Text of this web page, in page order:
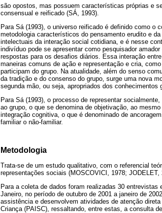
são opostos, mas possuem características próprias e
consensual e reificado (SÁ, 1993).
Para Sá (1993), o universo reificado é definido como o
metodologia característicos do pensamento erudito e
intelectuais da interação social cotidiana, e é nesse
indivíduo pode se apresentar como pesquisador
respostas para os desafios diários. Essa interação
maneiras comuns de ação e representação e cria,
participam do grupo. Na atualidade, além do senso
da tradição e do consenso do grupo, surge uma nova
segunda mão, ou seja, apropriados dos
Para Sá (1993), o processo de representar
ao grupo, o que se denomina de objetivação, ao
integração cognitiva, o que é denominado de
familiar o não-familiar.
Metodologia
Trata-se de um estudo qualitativo, com o referencial
representações sociais (MOSCOVICI, 1978; JODELET,
Para a coleta de dados foram realizadas 30
Janeiro, no período de outubro de 2001 a janeiro de
assistência e desenvolvem atividades de atenção
Criança (PAISC), ressaltando, entre estas, a consulta